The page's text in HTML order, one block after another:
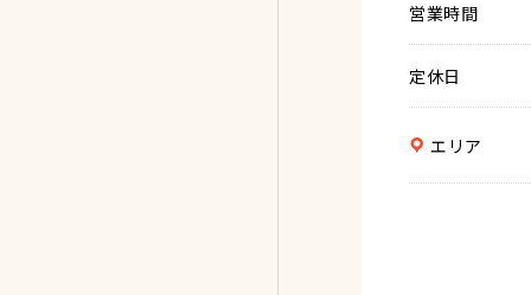
営業時間
定休日
エリア